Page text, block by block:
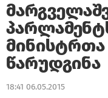
მინისტრთა
წარუდგინა
18:41 06.05.2015